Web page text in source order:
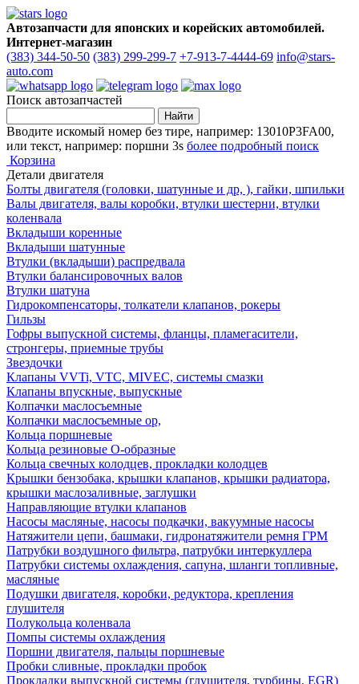
Автозапчасти для японских и корейских автомобилей.
Интернет-магазин
(383) 344-50-50 (383) 299-299-7 +7-913-7-4444-69 info@stars-
auto.com
Поиск автозапчастей
Вводите искомый номер без тире, например: 13010P3FA00,
или текст, например: поршни 3s более подробный поиск
Корзина
Детали двигателя
Болты двигателя (головки, шатунные и др, ), гайки, шпильки
Валы двигателя, валы коробки, втулки шестерни, втулки
коленвала
Вкладыши коренные
Вкладыши шатунные
Втулки (вкладыши) распредвала
Втулки балансировочных валов
Втулки шатуна
Гидрокомпенсаторы, толкатели клапанов, рокеры
Гильзы
Гофры выпускной системы, фланцы, пламегасители,
стронгеры, приемные трубы
Звездочки
Клапаны VVTi, VTC, MIVEC, системы смазки
Клапаны впускные, выпускные
Колпачки маслосъемные
Колпачки маслосъемные ор,
Кольца поршневые
Кольца резиновые О-образные
Кольца свечных колодцев, прокладки колодцев
Крышки бензобака, крышки клапанов, крышки радиатора,
крышки маслозаливные, заглушки
Направляющие втулки клапанов
Насосы масляные, насосы подкачки, вакуумные насосы
Натяжители цепи, башмаки, гидронатяжители ремня ГРМ
Патрубки воздушного фильтра, патрубки интеркуллера
Патрубки системы охлаждения, сапуна, шланги топливные,
масляные
Подушки двигателя, коробки, редуктора, крепления
глушителя
Полукольца коленвала
Помпы системы охлаждения
Поршни двигателя, пальцы поршневые
Пробки сливные, прокладки пробок
Прокладки выпускной системы (глушителя, турбины, EGR)